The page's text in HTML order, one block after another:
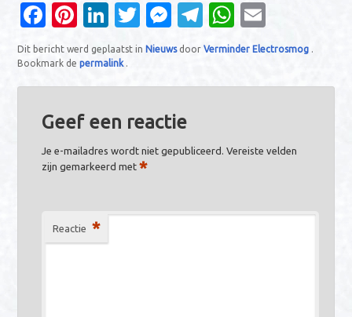
Fa
c
e
b
o
k
Pi
nt
er
es
t
Li
n
k
e
dI
T
w
te
r
M
es
n
g
er
T
el
gr
m
W
h
s
p
m
Dit bericht werd geplaatst in NieuwsdoorVerminder Electrosmog .
Bookmark depermalink .
Geef een reactie
Je e-mailadres wordt niet gepubliceerd. Vereiste velden
zijn gemarkeerd met *
Reactie *